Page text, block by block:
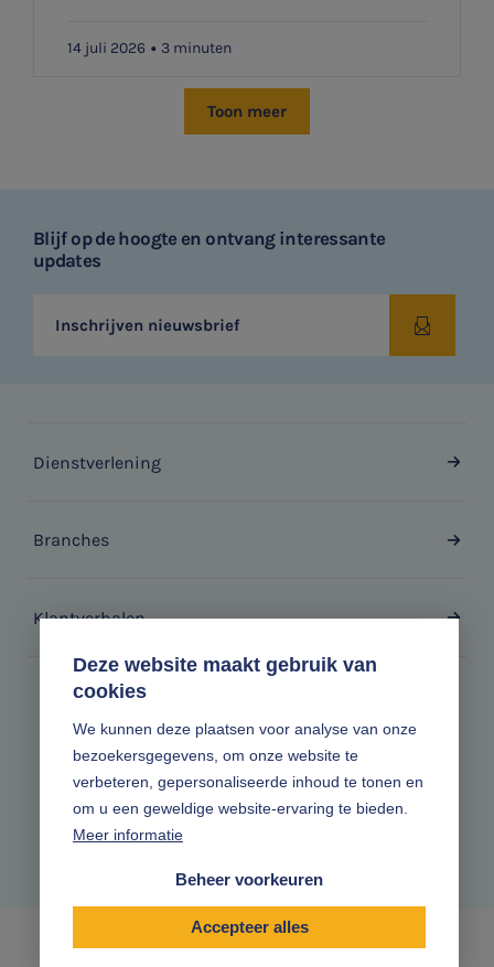
Deze website maakt gebruik van
cookies
We kunnen deze plaatsen voor analyse van onze
bezoekersgegevens, om onze website te
verbeteren, gepersonaliseerde inhoud te tonen en
om u een geweldige website-ervaring te bieden.
Meer informatie
Beheer voorkeuren
Accepteer alles
14 juli 2026 3 minuten
Toon meer
Blijf op de hoogte en ontvang interessante
updates
Inschrijven nieuwsbrief
Dienstverlening
Branches
Klantverhalen
Volg ons online